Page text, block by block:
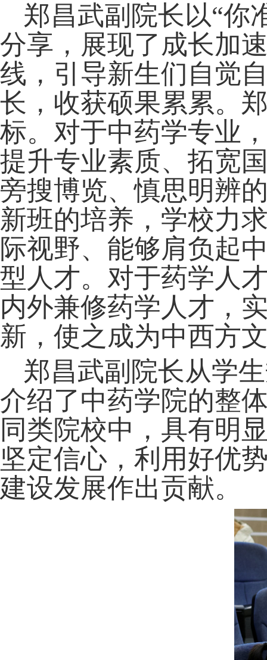
郑昌武副院长以“你
分享，展现了成长加
线，引导新生们自觉
长，收获硕果累累。
标。对于中药学专业
提升专业素质、拓宽
旁搜博览、慎思明辨
新班的培养，学校力
际视野、能够肩负起
型人才。对于药学人
内外兼修药学人才，
新，使之成为中西方
郑昌武副院长从学
介绍了中药学院的整
同类院校中，具有明
坚定信心，利用好优
建设发展作出贡献。